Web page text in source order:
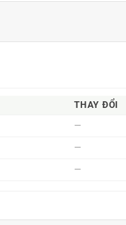
THAY ĐỔI
—
—
—